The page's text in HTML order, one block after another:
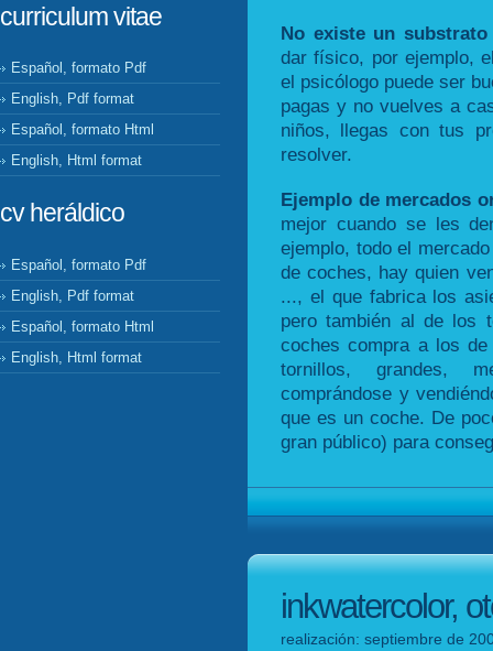
curriculum vitae
Español, formato Pdf
English, Pdf format
Español, formato Html
English, Html format
cv heráldico
Español, formato Pdf
English, Pdf format
Español, formato Html
English, Html format
No existe un
dar físico, por ejemplo,
el psicólogo puede ser
pagas y no vuelves a
niños, llegas con tus
resolver.
Ejemplo de mercados
mejor cuando se les
ejemplo, todo el
de coches, hay quien
..., el que fabrica los
pero también al de los
coches compra a los
tornillos, grandes,
comprándose y
que es un coche. De
gran público) para
inkwatercolor,
realización: septiembre de